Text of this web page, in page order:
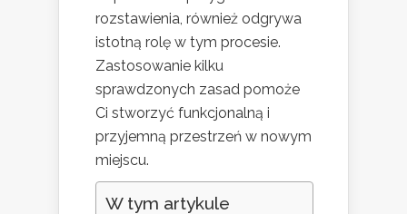
rozstawienia, również odgrywa
istotną rolę w tym procesie.
Zastosowanie kilku
sprawdzonych zasad pomoże
Ci stworzyć funkcjonalną i
przyjemną przestrzeń w nowym
miejscu.
W tym artykule